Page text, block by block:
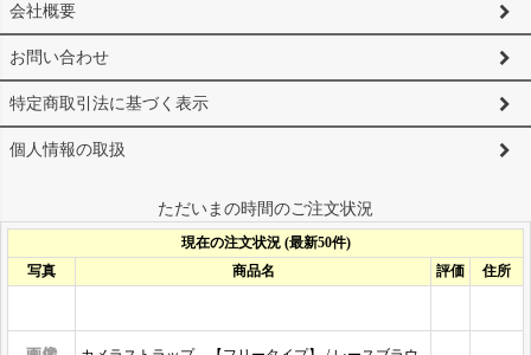
会社概要
お問い合わせ
特定商取引法に基づく表示
個人情報の取扱
ただいまの時間のご注文状況